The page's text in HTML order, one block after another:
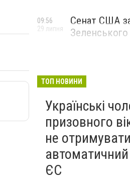
Сенат США
Зеленського
09:56
29 липня
ТОП НОВИНИ
Українські
призовного
не
автоматичний
ЄС